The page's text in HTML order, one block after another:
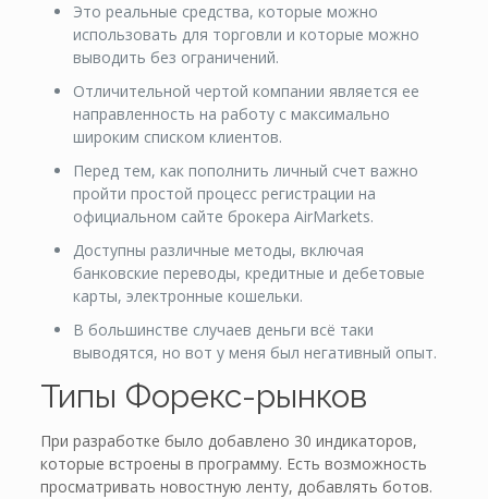
Это реальные средства, которые можно
использовать для торговли и которые можно
выводить без ограничений.
Отличительной чертой компании является ее
направленность на работу с максимально
широким списком клиентов.
Перед тем, как пополнить личный счет важно
пройти простой процесс регистрации на
официальном сайте брокера AirMarkets.
Доступны различные методы, включая
банковские переводы, кредитные и дебетовые
карты, электронные кошельки.
В большинстве случаев деньги всё таки
выводятся, но вот у меня был негативный опыт.
Типы Форекс-рынков
При разработке было добавлено 30 индикаторов,
которые встроены в программу. Есть возможность
просматривать новостную ленту, добавлять ботов.